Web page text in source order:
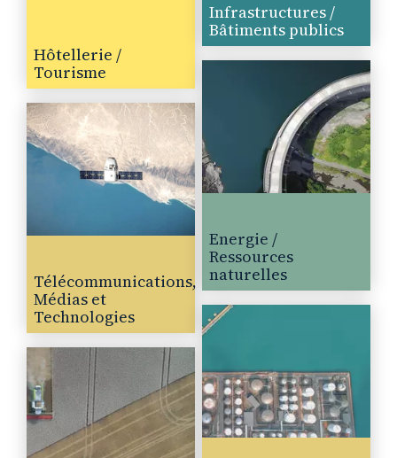
Hôtellerie /
Tourisme
Infrastructures /
Bâtiments publics
Télécommunications,
Médias et
Technologies
Energie /
Ressources
naturelles